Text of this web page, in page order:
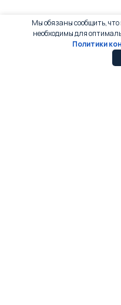
Мы обязаны сообщить,
необходимы для
Политики